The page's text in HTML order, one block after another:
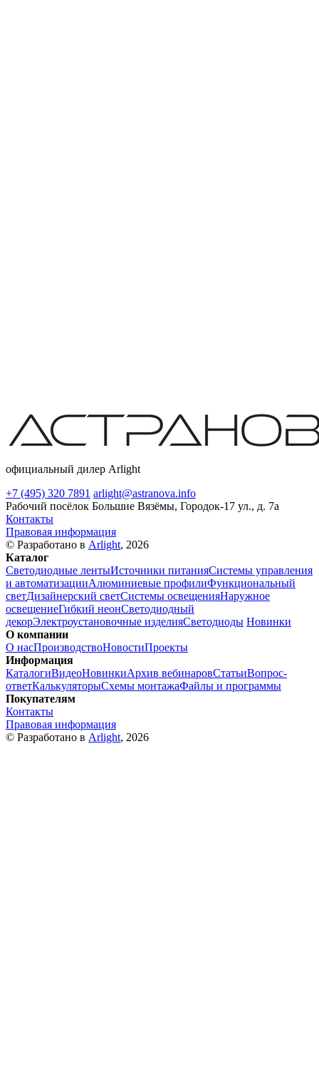
официальный дилер Arlight
+7 (495) 320 7891 arlight@astranova.info
Рабочий посёлок Большие Вязёмы, Городок-17 ул., д. 7а
Контакты
Правовая информация
© Разработано в Arlight, 2026
Каталог
Светодиодные лентыИсточники питанияСистемы управления
и автоматизацииАлюминиевые профилиФункциональный
светДизайнерский светСистемы освещенияНаружное
освещениеГибкий неонСветодиодный
декорЭлектроустановочные изделияСветодиоды Новинки
О компании
О насПроизводствоНовостиПроекты
Информация
КаталогиВидеоНовинкиАрхив вебинаровСтатьиВопрос-
ответКалькуляторыСхемы монтажаФайлы и программы
Покупателям
Контакты
Правовая информация
© Разработано в Arlight, 2026